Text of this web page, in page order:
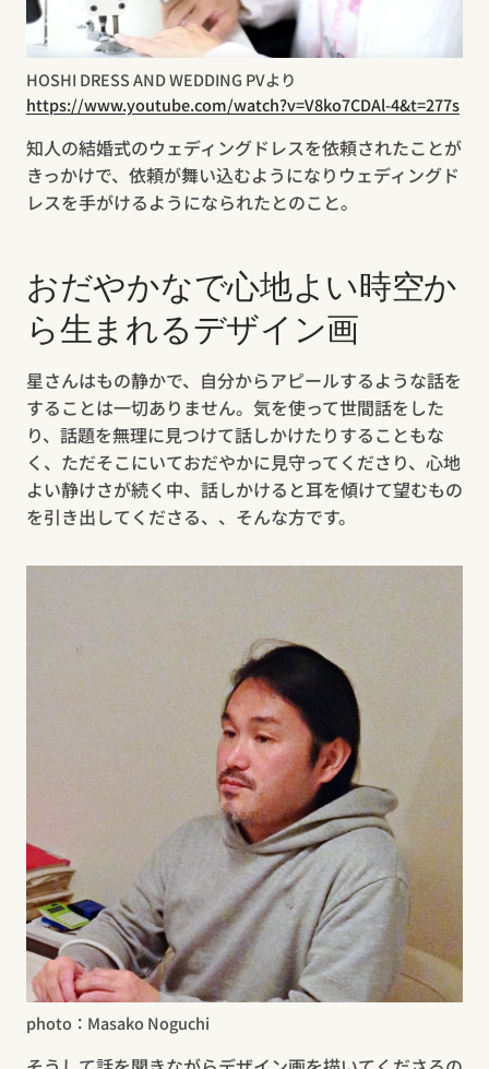
HOSHI DRESS AND WEDDING PVより
https://www.youtube.com/watch?v=V8ko7CDAl-4&t=277s
知人の結婚式のウェディングドレスを依頼されたことが
きっかけで、依頼が舞い込むようになりウェディングド
レスを手がけるようになられたとのこと。
おだやかなで心地よい時空か
ら生まれるデザイン画
星さんはもの静かで、自分からアピールするような話を
することは一切ありません。気を使って世間話をした
り、話題を無理に見つけて話しかけたりすることもな
く、ただそこにいておだやかに見守ってくださり、心地
よい静けさが続く中、話しかけると耳を傾けて望むもの
を引き出してくださる、、そんな方です。
photo：Masako Noguchi